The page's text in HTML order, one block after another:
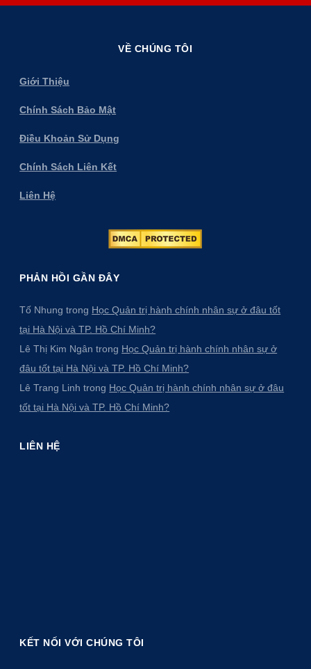
VỀ CHÚNG TÔI
Giới Thiệu
Chính Sách Bảo Mật
Điều Khoản Sử Dụng
Chính Sách Liên Kết
Liên Hệ
PHẢN HỒI GẦN ĐÂY
Tố Nhung trong Học Quản trị hành chính nhân sự ở đâu tốt
tại Hà Nội và TP. Hồ Chí Minh?
Lê Thị Kim Ngân trong Học Quản trị hành chính nhân sự ở
đâu tốt tại Hà Nội và TP. Hồ Chí Minh?
Lê Trang Linh trong Học Quản trị hành chính nhân sự ở đâu
tốt tại Hà Nội và TP. Hồ Chí Minh?
LIÊN HỆ
KẾT NỐI VỚI CHÚNG TÔI